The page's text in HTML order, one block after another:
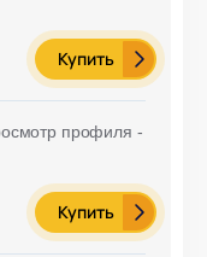
Купить
профиля -
Купить